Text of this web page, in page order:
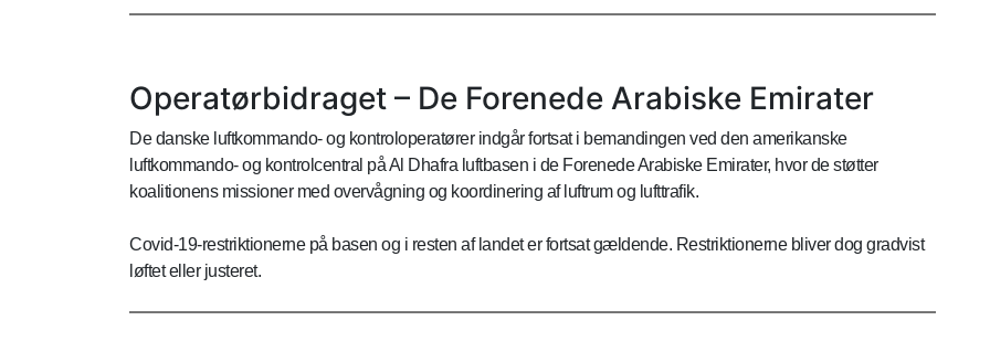
Operatørbidraget – De Forenede Arabiske Emirater
De danske luftkommando- og kontroloperatører indgår fortsat i bemandingen ved den amerikanske
luftkommando- og kontrolcentral på Al Dhafra luftbasen i de Forenede Arabiske Emirater, hvor de støtter
koalitionens missioner med overvågning og koordinering af luftrum og lufttrafik.
Covid-19-restriktionerne på basen og i resten af landet er fortsat gældende. Restriktionerne bliver dog gradvist
løftet eller justeret.